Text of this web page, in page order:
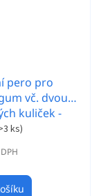
pero pro
vč. dvou
kuliček -
ks)